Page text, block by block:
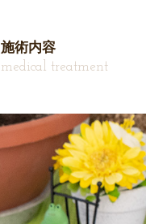
施術内容
medical treatment